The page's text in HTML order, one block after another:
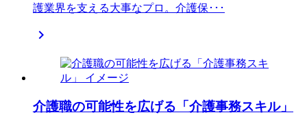
護業界を支える大事なプロ。介護保･･･

介護職の可能性を広げる「介護事務スキル」